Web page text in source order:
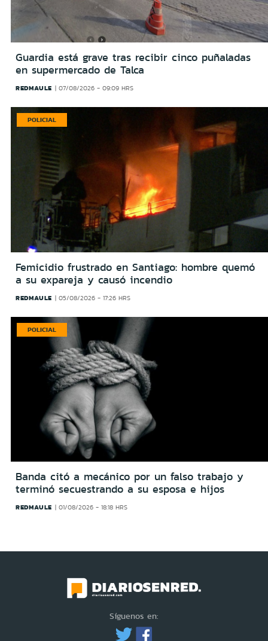
Guardia está grave tras recibir cinco puñaladas
en supermercado de Talca
REDMAULE 07/08/2026 - 09:09 HRS
POLICIAL
Femicidio frustrado en Santiago: hombre quemó
a su expareja y causó incendio
REDMAULE 05/08/2026 - 17:26 HRS
POLICIAL
Banda citó a mecánico por un falso trabajo y
terminó secuestrando a su esposa e hijos
REDMAULE 01/08/2026 - 18:18 HRS
Síguenos en: